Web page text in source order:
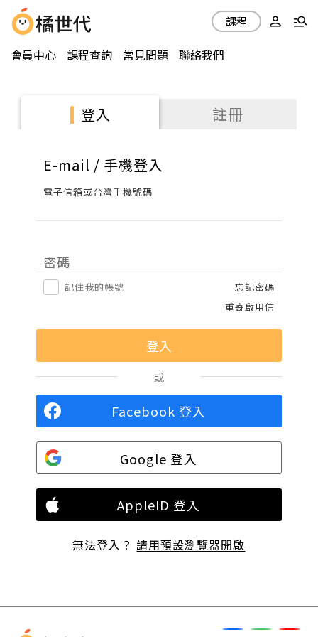
會員中心 課程查詢 常見問題 聯絡我們
課程
登入 註冊
E-mail / 手機登入
電子信箱或台灣手機號碼
密碼
記住我的帳號
忘記密碼
重寄啟用信
或
Facebook 登入
Google 登入
AppleID 登入
無法登入？請用預設瀏覽器開啟